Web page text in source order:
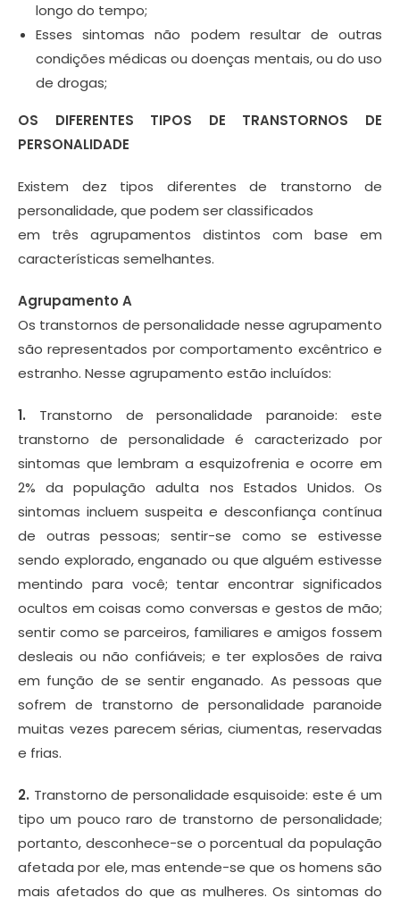
longo do tempo;
Esses sintomas não podem resultar de outras
condições médicas ou doenças mentais, ou do uso
de drogas;
OS DIFERENTES TIPOS DE TRANSTORNOS DE
PERSONALIDADE
Existem dez tipos diferentes de transtorno de
personalidade, que podem ser classificados
em três agrupamentos distintos com base em
características semelhantes.
Agrupamento A
Os transtornos de personalidade nesse agrupamento
são representados por comportamento excêntrico e
estranho. Nesse agrupamento estão incluídos:
1. Transtorno de personalidade paranoide: este
transtorno de personalidade é caracterizado por
sintomas que lembram a esquizofrenia e ocorre em
2% da população adulta nos Estados Unidos. Os
sintomas incluem suspeita e desconfiança contínua
de outras pessoas; sentir-se como se estivesse
sendo explorado, enganado ou que alguém estivesse
mentindo para você; tentar encontrar significados
ocultos em coisas como conversas e gestos de mão;
sentir como se parceiros, familiares e amigos fossem
desleais ou não confiáveis; e ter explosões de raiva
em função de se sentir enganado. As pessoas que
sofrem de transtorno de personalidade paranoide
muitas vezes parecem sérias, ciumentas, reservadas
e frias.
2. Transtorno de personalidade esquisoide: este é um
tipo um pouco raro de transtorno de personalidade;
portanto, desconhece-se o porcentual da população
afetada por ele, mas entende-se que os homens são
mais afetados do que as mulheres. Os sintomas do